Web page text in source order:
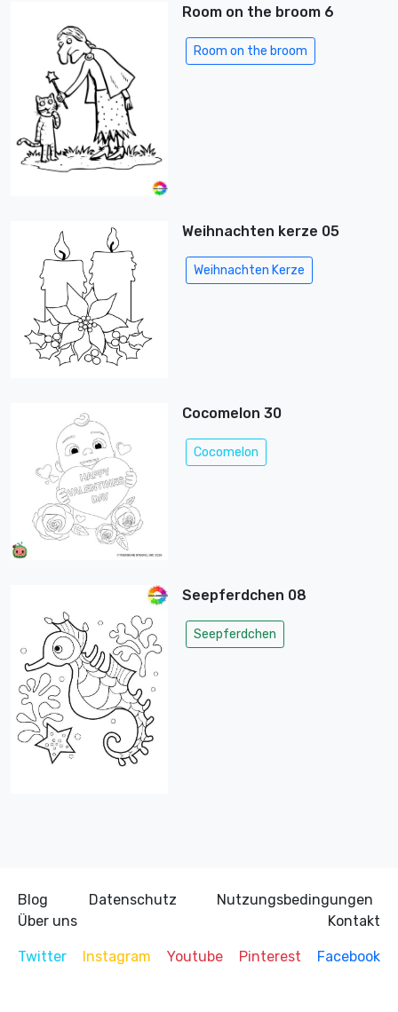
Room on the broom 6
Room on the broom
Weihnachten kerze 05
Weihnachten Kerze
Cocomelon 30
Cocomelon
Seepferdchen 08
Seepferdchen
Blog Datenschutz
Nutzungsbedingungen
Über uns
Kontakt
Twitter Instagram Youtube Pinterest Facebook